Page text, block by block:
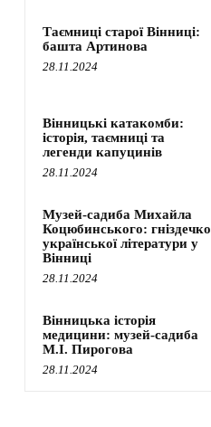
Таємниці старої Вінниці:
башта Артинова
28.11.2024
Вінницькі катакомби:
історія, таємниці та
легенди капуцинів
28.11.2024
Музей-садиба Михайла
Коцюбинського: гніздечко
української літератури у
Вінниці
28.11.2024
Вінницька історія
медицини: музей-садиба
М.І. Пирогова
28.11.2024